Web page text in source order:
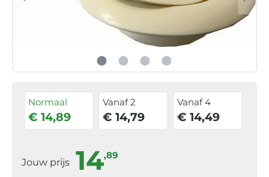
Normaal
€ 14,89
Vanaf 2
€ 14,79
Vanaf 4
€ 14,49
Jouw prijs 14,89